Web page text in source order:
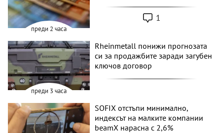
преди 2 часа
1
преди 3 часа
Rheinmetall понижи прогнозата
си за продажбите заради загубен
ключов договор
SOFIX отстъпи минимално,
индексът на малките компании
beamX нарасна с 2,6%